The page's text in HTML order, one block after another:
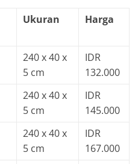
Ukuran Harga
240 x 40 x
5 cm
IDR
132.000
240 x 40 x
5 cm
IDR
145.000
240 x 40 x
5 cm
IDR
167.000